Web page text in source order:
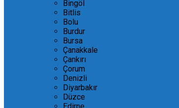
Bingöl
Bitlis
Bolu
Burdur
Bursa
Çanakkale
Çankırı
Çorum
Denizli
Diyarbakır
Düzce